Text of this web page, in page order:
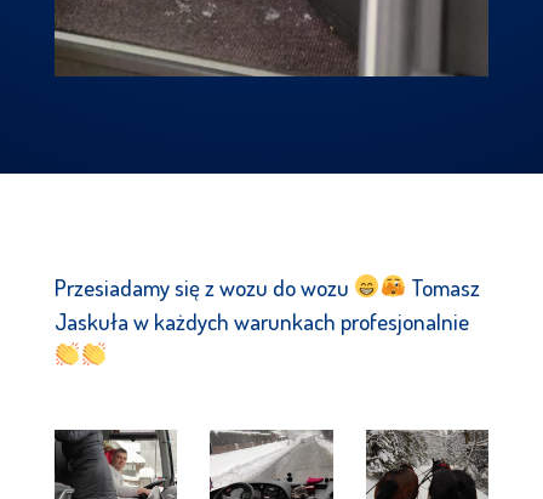
Przesiadamy się z wozu do wozu
Tomasz
Jaskuła w każdych warunkach profesjonalnie